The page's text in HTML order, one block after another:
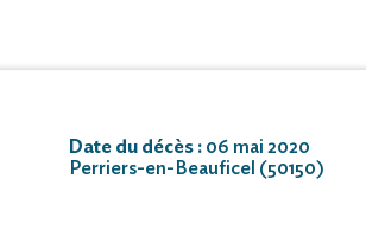
Date du décès : 06 mai 2020
Perriers-en-Beauficel (50150)